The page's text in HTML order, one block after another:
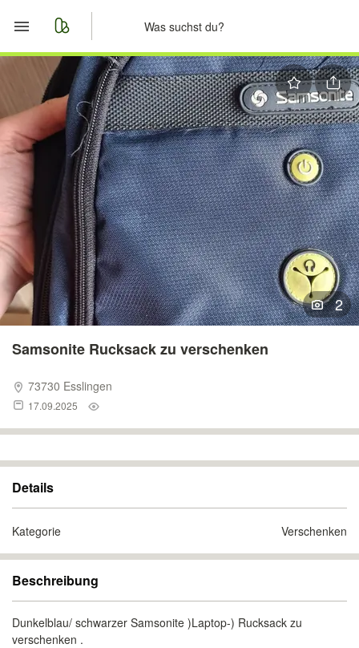
Start
Merkliste
Nachrichten
Anzeige aufgeben
2
Samsonite Rucksack zu verschenken
73730 Esslingen
17.09.2025
Details
Kategorie Verschenken
Beschreibung
Dunkelblau/ schwarzer Samsonite )Laptop-) Rucksack zu
verschenken .